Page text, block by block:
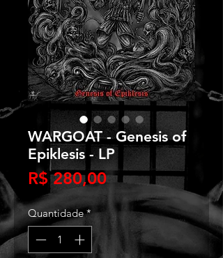
WARGOAT - Genesis of
Epiklesis - LP
R$ 280,00Preço
Quantidade *